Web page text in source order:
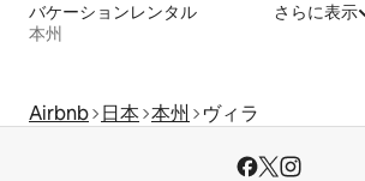
バケーションレンタル
本州
さらに表示
Airbnb 日本 本州 ヴィラ